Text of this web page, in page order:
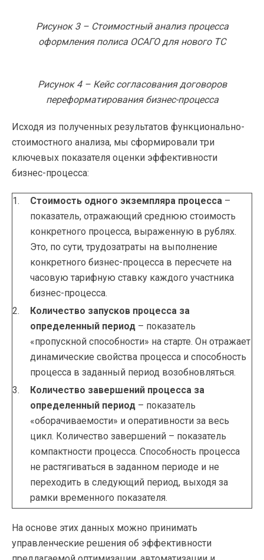
Рисунок 3 – Стоимостный анализ процесса
оформления полиса ОСАГО для нового ТС
Рисунок 4 – Кейс согласования договоров
переформатирования бизнес-процесса
Исходя из полученных результатов функционально-
стоимостного анализа, мы сформировали три
ключевых показателя оценки эффективности
бизнес-процесса:
Стоимость одного экземпляра процесса –
показатель, отражающий среднюю стоимость
конкретного процесса, выраженную в рублях.
Это, по сути, трудозатраты на выполнение
конкретного бизнес-процесса в пересчете на
часовую тарифную ставку каждого участника
бизнес-процесса.
Количество запусков процесса за
определенный период – показатель
«пропускной способности» на старте. Он отражает
динамические свойства процесса и способность
процесса в заданный период возобновляться.
Количество завершений процесса за
определенный период – показатель
«оборачиваемости» и оперативности за весь
цикл. Количество завершений – показатель
компактности процесса. Способность процесса
не растягиваться в заданном периоде и не
переходить в следующий период, выходя за
рамки временного показателя.
На основе этих данных можно принимать
управленческие решения об эффективности